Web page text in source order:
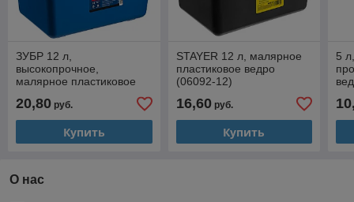
ЗУБР 12 л,
высокопрочное,
малярное пластиковое
(0609-12)
20,80 руб.
Купить
STAYER 12 л, малярное
пластиковое ведро
(06092-12)
16,60руб.
Купить
5
О нас